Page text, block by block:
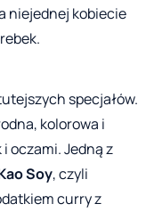
niejednej kobiecie
specjałów.
kolorowa i
oczami. Jedną z
Soy, czyli
curry z